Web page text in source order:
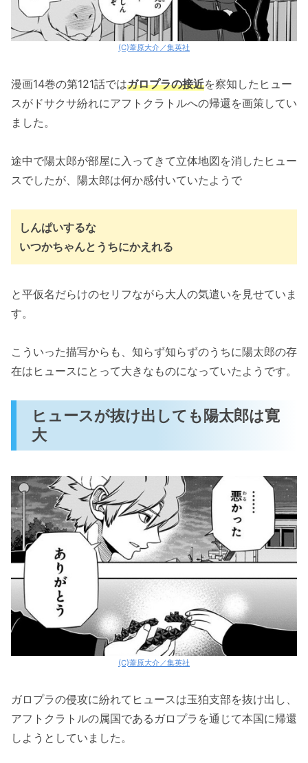
(C)葦原大介／集英社
漫画14巻の第121話ではガロプラの接近を察知したヒュー
スがドサクサ紛れにアフトクラトルへの帰還を画策してい
ました。
途中で陽太郎が部屋に入ってきて立体地図を消したヒュー
スでしたが、陽太郎は何か感付いていたようで
しんぱいするな
いつかちゃんとうちにかえれる
と平仮名だらけのセリフながら大人の気遣いを見せていま
す。
こういった描写からも、知らず知らずのうちに陽太郎の存
在はヒュースにとって大きなものになっていたようです。
ヒュースが抜け出しても陽太郎は寛
大
(C)葦原大介／集英社
ガロプラの侵攻に紛れてヒュースは玉狛支部を抜け出し、
アフトクラトルの属国であるガロプラを通じて本国に帰還
しようとしていました。